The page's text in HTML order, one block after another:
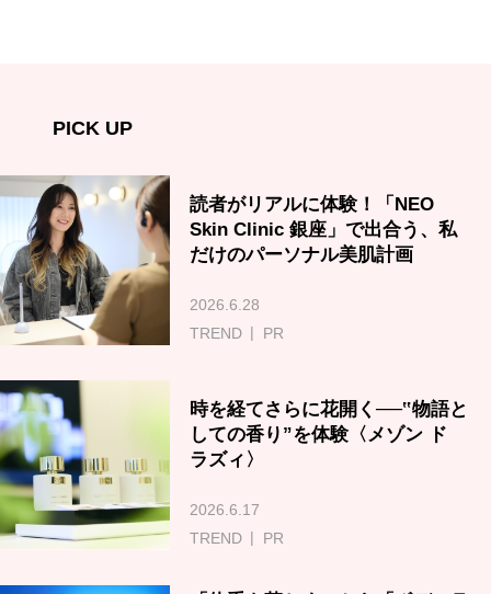
PICK UP
読者がリアルに体験！「NEO
Skin Clinic 銀座」で出合う、私
だけのパーソナル美肌計画
2026.6.28
TREND
PR
時を経てさらに花開く──‟物語と
しての香り”を体験〈メゾン ド
ラズィ〉
2026.6.17
TREND
PR